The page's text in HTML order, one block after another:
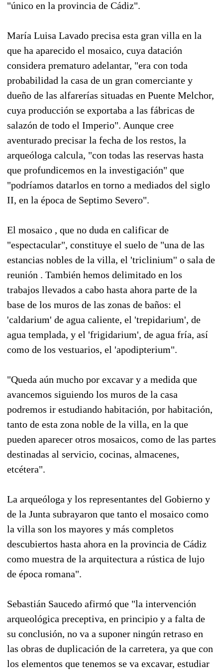
"único en la provincia de Cádiz".
María Luisa Lavado precisa esta gran villa en la
que ha aparecido el mosaico, cuya datación
considera prematuro adelantar, "era con toda
probabilidad la casa de un gran comerciante y
dueño de las alfarerías situadas en Puente Melchor,
cuya producción se exportaba a las fábricas de
salazón de todo el Imperio". Aunque cree
aventurado precisar la fecha de los restos, la
arqueóloga calcula, "con todas las reservas hasta
que profundicemos en la investigación" que
"podríamos datarlos en torno a mediados del siglo
II, en la época de Septimo Severo".
El mosaico , que no duda en calificar de
"espectacular", constituye el suelo de "una de las
estancias nobles de la villa, el 'triclinium'' o sala de
reunión . También hemos delimitado en los
trabajos llevados a cabo hasta ahora parte de la
base de los muros de las zonas de baños: el
'caldarium' de agua caliente, el 'trepidarium', de
agua templada, y el 'frigidarium', de agua fría, así
como de los vestuarios, el 'apodipterium".
"Queda aún mucho por excavar y a medida que
avancemos siguiendo los muros de la casa
podremos ir estudiando habitación, por habitación,
tanto de esta zona noble de la villa, en la que
pueden aparecer otros mosaicos, como de las partes
destinadas al servicio, cocinas, almacenes,
etcétera".
La arqueóloga y los representantes del Gobierno y
de la Junta subrayaron que tanto el mosaico como
la villa son los mayores y más completos
descubiertos hasta ahora en la provincia de Cádiz
como muestra de la arquitectura a rústica de lujo
de época romana".
Sebastián Saucedo afirmó que "la intervención
arqueológica preceptiva, en principio y a falta de
su conclusión, no va a suponer ningún retraso en
las obras de duplicación de la carretera, ya que con
los elementos que tenemos se va excavar, estudiar